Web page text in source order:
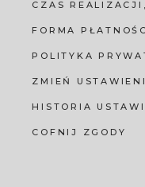
CZAS
FORMA
POLITYKA
ZMIEŃ
HISTORIA
COFNIJ ZGODY